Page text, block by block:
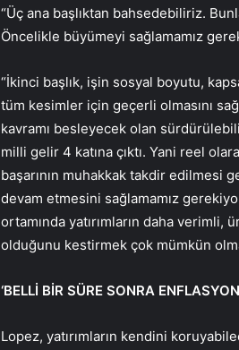
“Üç ana başlıktan bahsedebiliriz.
Öncelikle büyümeyi sağlamamız
“İkinci başlık, işin sosyal boyutu,
tüm kesimler için geçerli olmasını
kavramı besleyecek olan
milli gelir 4 katına çıktı. Yani reel
başarının muhakkak takdir edilmesi
devam etmesini sağlamamız
ortamında yatırımların daha
olduğunu kestirmek çok mümkün
‘BELLİ BİR SÜRE SONRA
Lopez, yatırımların kendini